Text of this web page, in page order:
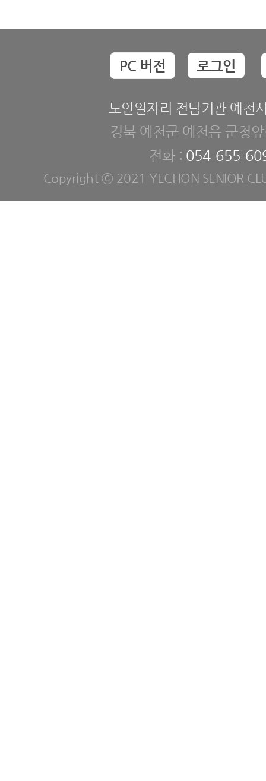
PC 버전 로그인
노인일자리 전담기관 예천
경북 예천군 예천읍 군청
전화 : 054-655-
Copyright ⓒ 2021 YECHON SENIOR